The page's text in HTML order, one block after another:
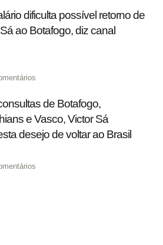
dificulta possível retorno de
ao Botafogo, diz canal
de Botafogo,
e Vasco, Victor Sá
desejo de voltar ao Brasil